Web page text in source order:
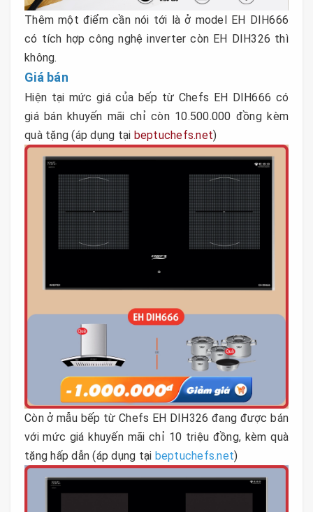
Thêm một điểm cần nói tới là ở model EH DIH666
có tích hợp công nghệ inverter còn EH DIH326 thì
không.
Giá bán
Hiện tại mức giá của bếp từ Chefs EH DIH666 có
giá bán khuyến mãi chỉ còn 10.500.000 đồng kèm
quà tặng (áp dụng tại beptuchefs.net)
Còn ở mẫu bếp từ Chefs EH DIH326 đang được bán
với mức giá khuyến mãi chỉ 10 triệu đồng, kèm quà
tặng hấp dẫn (áp dụng tại beptuchefs.net)